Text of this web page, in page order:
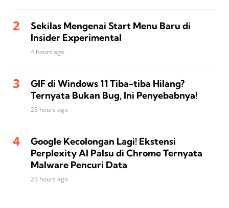
Sekilas Mengenai Start Menu Baru di
Insider Experimental
4 hours ago
GIF di Windows 11 Tiba-tiba Hilang?
Ternyata Bukan Bug, Ini Penyebabnya!
23 hours ago
Google Kecolongan Lagi! Ekstensi
Perplexity AI Palsu di Chrome Ternyata
Malware Pencuri Data
23 hours ago